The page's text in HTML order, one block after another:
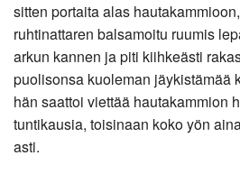
sitten portaita alas
ruhtinattaren balsamoitu ruumis
arkun kannen ja piti kiihkeästi
puolisonsa kuoleman jäykistämää
hän saattoi viettää hautakammion
tuntikausia, toisinaan koko yön
asti.